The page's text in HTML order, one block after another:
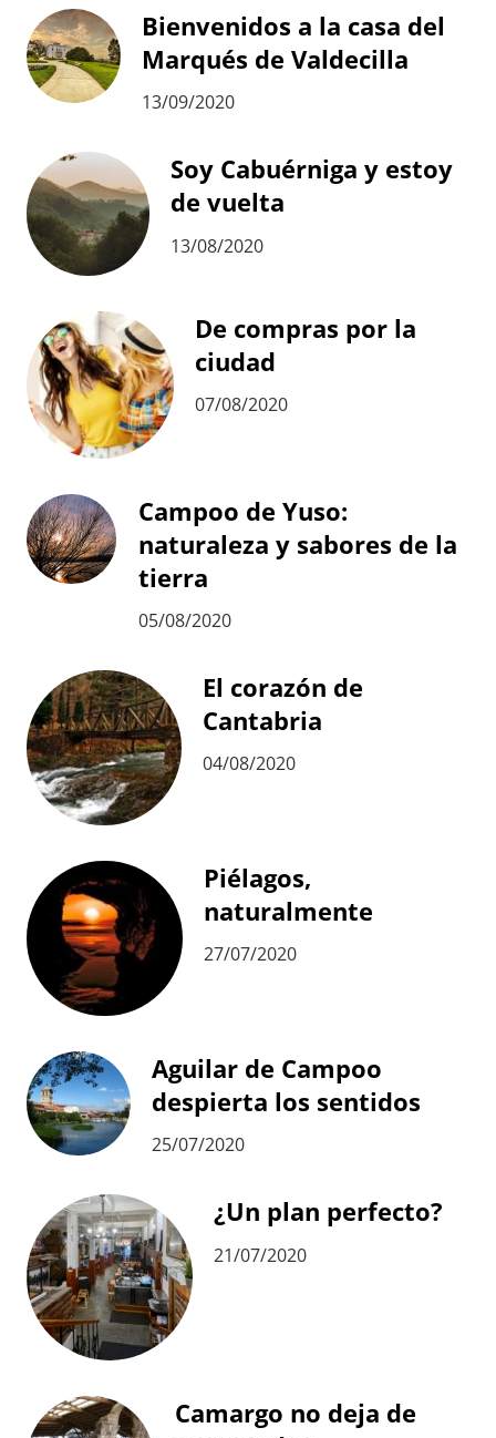
Bienvenidos a la casa del
Marqués de Valdecilla
13/09/2020
Soy Cabuérniga y estoy
de vuelta
13/08/2020
De compras por la
ciudad
07/08/2020
Campoo de Yuso:
naturaleza y sabores de la
tierra
05/08/2020
El corazón de
Cantabria
04/08/2020
Piélagos,
naturalmente
27/07/2020
Aguilar de Campoo
despierta los sentidos
25/07/2020
¿Un plan perfecto?
21/07/2020
Camargo no deja de